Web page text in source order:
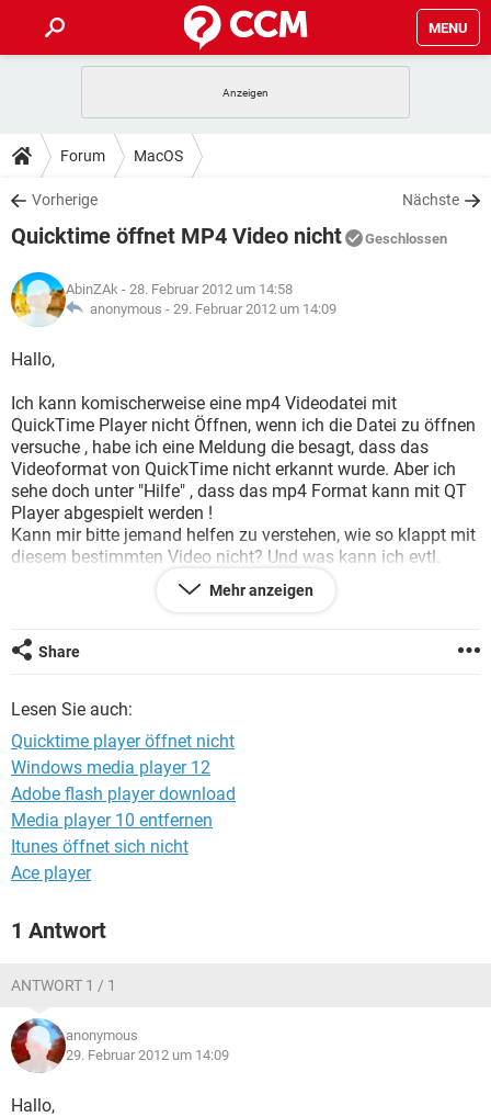
MENU
ANDROID
WINDOWS 10
WHATSAPP TIKTOK
FACEBOOK
TIPPS & TRICKS
SPIELE
WHATSAPP TIKTOK
FACEBOOK
DOWNLOADS
SPIELE STREAMING
ANDROID
WINDOWS 10 INSTAGRAM
WHATSAPP
FORUM
SPIELE STREAMING
ANDROID
WINDOWS 10
WHATSAPP TIKTOK
FACEBOOK HARDWARE
LEXIKON
SPIELE
WINDOWS 10 INSTAGRAM
WHATSAPP TIKTOK
FACEBOOK HARDWARE
Forum MacOS
Vorherige Nächste
Quicktime öffnet MP4 Video nicht Geschlossen
AbinZAk - 28. Februar 2012 um 14:58
anonymous - 29. Februar 2012 um 14:09
Hallo,
Ich kann komischerweise eine mp4 Videodatei mit
QuickTime Player nicht Öffnen, wenn ich die Datei zu öffnen
versuche , habe ich eine Meldung die besagt, dass das
Videoformat von QuickTime nicht erkannt wurde. Aber ich
sehe doch unter "Hilfe" , dass das mp4 Format kann mit QT
Player abgespielt werden !
Kann mir bitte jemand helfen zu verstehen, wie so klappt mit
diesem bestimmten Video nicht? Und was kann ich evtl.
Mehr anzeigen
Share
Lesen Sie auch:
Quicktime player öffnet nicht
Windows media player 12
Adobe flash player download
Media player 10 entfernen
Itunes öffnet sich nicht
Ace player
1 Antwort
ANTWORT 1 / 1
anonymous
29. Februar 2012 um 14:09
Hallo,